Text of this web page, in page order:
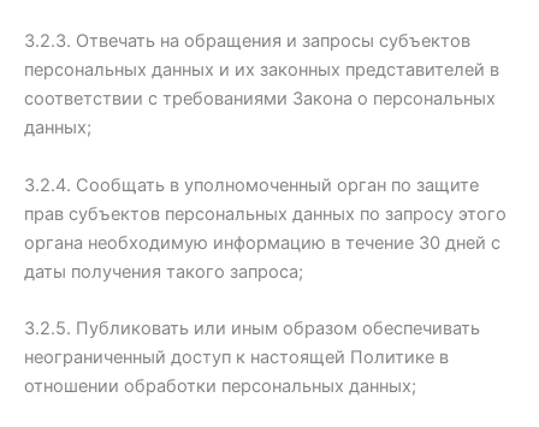
3.2.3. Отвечать на обращения и запросы субъектов
персональных данных и их законных представителей в
соответствии с требованиями Закона о персональных
данных;
3.2.4. Сообщать в уполномоченный орган по защите
прав субъектов персональных данных по запросу этого
органа необходимую информацию в течение 30 дней с
даты получения такого запроса;
3.2.5. Публиковать или иным образом обеспечивать
неограниченный доступ к настоящей Политике в
отношении обработки персональных данных;